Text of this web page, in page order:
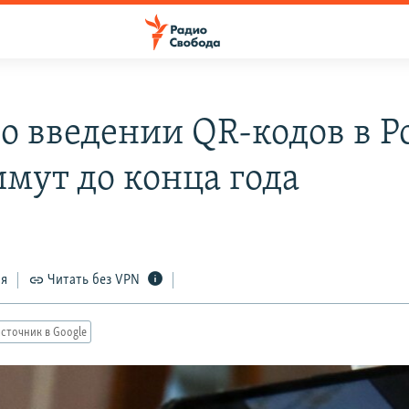
введении QR-кодов в
до конца года
Читать без VPN
в Google